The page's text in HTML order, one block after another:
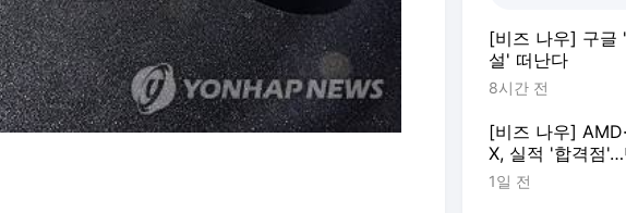
[비즈 나우] 구글
설' 떠난다
8시간 전
[비즈 나우]
X, 실적 '합격점
'미지근'
1일 전